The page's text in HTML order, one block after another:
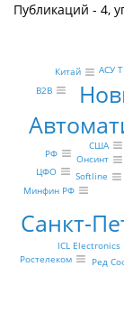
Публикаций - 4,
Санкт-
ICL Electronics
Онсинт
Softline
Ростелеком
Минфин РФ
B2B
АСУ
Ред
РФ
Китай
США
ЦФО